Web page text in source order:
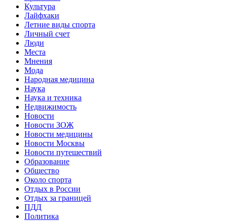
Культура
Лайфхаки
Летние виды спорта
Личный счет
Люди
Места
Мнения
Мода
Народная медицина
Наука
Наука и техника
Недвижимость
Новости
Новости ЗОЖ
Новости медицины
Новости Москвы
Новости путешествий
Образование
Общество
Около спорта
Отдых в России
Отдых за границей
ПДД
Политика